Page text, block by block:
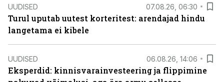
UUDISED 07.08.26, 06:30
Turul uputab uutest korteritest: arendajad hindu
langetama ei kibele
UUDISED 06.08.26, 14:06
Eksperdid: kinnisvarainvesteering ja flippimine